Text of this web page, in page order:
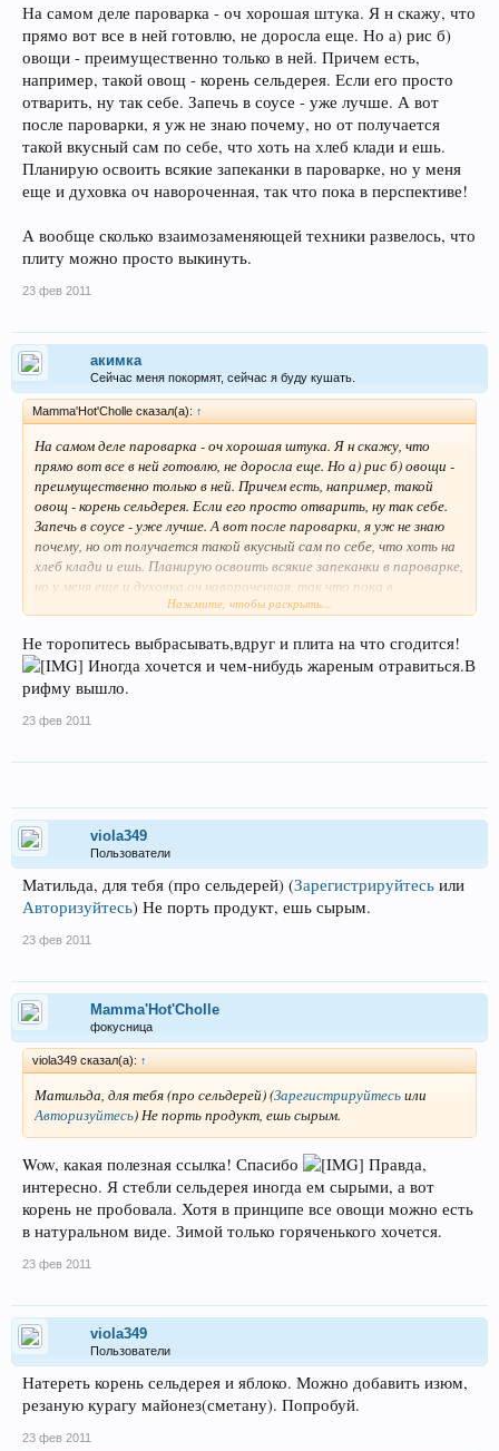
На самом деле пароварка - оч хорошая штука. Я н скажу, что
прямо вот все в ней готовлю, не доросла еще. Но а) рис б)
овощи - преимущественно только в ней. Причем есть,
например, такой овощ - корень сельдерея. Если его просто
отварить, ну так себе. Запечь в соусе - уже лучше. А вот
после пароварки, я уж не знаю почему, но от получается
такой вкусный сам по себе, что хоть на хлеб клади и ешь.
Планирую освоить всякие запеканки в пароварке, но у меня
еще и духовка оч навороченная, так что пока в перспективе!
А вообще сколько взаимозаменяющей техники развелось, что
плиту можно просто выкинуть.
23 фев 2011
акимка
Сейчас меня покормят, сейчас я буду кушать.
Mamma'Hot'Cholle сказал(а): ↑
На самом деле пароварка - оч хорошая штука. Я н скажу, что
прямо вот все в ней готовлю, не доросла еще. Но а) рис б) овощи -
преимущественно только в ней. Причем есть, например, такой
овощ - корень сельдерея. Если его просто отварить, ну так себе.
Запечь в соусе - уже лучше. А вот после пароварки, я уж не знаю
почему, но от получается такой вкусный сам по себе, что хоть на
хлеб клади и ешь. Планирую освоить всякие запеканки в пароварке,
но у меня еще и духовка оч навороченная, так что пока в
А вообще сколько взаимозаменяющей техники развелось, что
плиту можно просто выкинуть.
Нажмите, чтобы раскрыть...
Не торопитесь выбрасывать,вдруг и плита на что сгодится!
Иногда хочется и чем-нибудь жареным отравиться.В
рифму вышло.
23 фев 2011
viola349
Пользователи
Матильда, для тебя (про сельдерей) (Зарегистрируйтесь или
Авторизуйтесь) Не порть продукт, ешь сырым.
23 фев 2011
Mamma'Hot'Cholle
фокусница
viola349 сказал(а): ↑
Матильда, для тебя (про сельдерей)(Зарегистрируйтесьили
Авторизуйтесь) Не порть продукт, ешь сырым.
Wow, какая полезная ссылка! Спасибо
Правда,
интересно. Я стебли сельдерея иногда ем сырыми, а вот
корень не пробовала. Хотя в принципе все овощи можно есть
в натуральном виде. Зимой только горяченького хочется.
23 фев 2011
viola349
Пользователи
Натереть корень сельдерея и яблоко. Можно добавить изюм,
резаную курагу майонез(сметану). Попробуй.
23 фев 2011